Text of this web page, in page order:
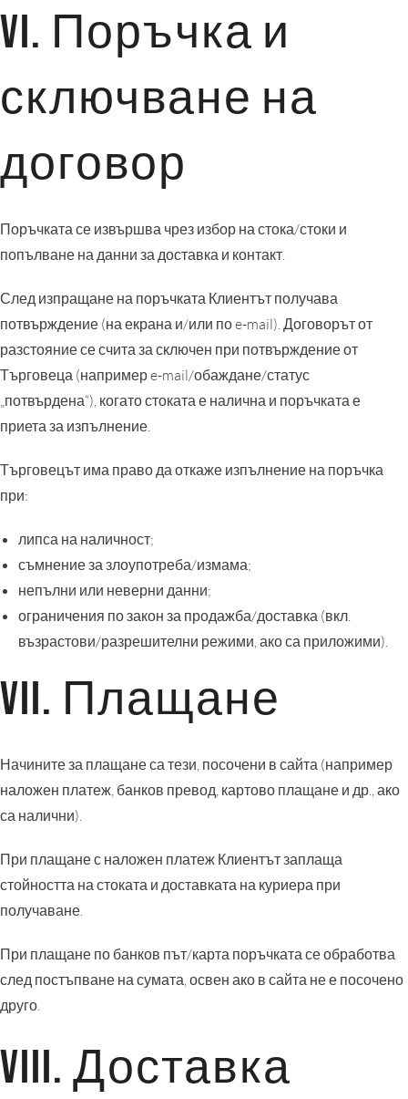
VI. Поръчка и
сключване на
договор
Поръчката се извършва чрез избор на стока/стоки и
попълване на данни за доставка и контакт.
След изпращане на поръчката Клиентът получава
потвърждение (на екрана и/или по e-mail). Договорът от
разстояние се счита за сключен при потвърждение от
Търговеца (например e-mail/обаждане/статус
„потвърдена“), когато стоката е налична и поръчката е
приета за изпълнение.
Търговецът има право да откаже изпълнение на поръчка
при:
липса на наличност;
съмнение за злоупотреба/измама;
непълни или неверни данни;
ограничения по закон за продажба/доставка (вкл.
възрастови/разрешителни режими, ако са приложими).
VII. Плащане
Начините за плащане са тези, посочени в сайта (например
наложен платеж, банков превод, картово плащане и др., ако
са налични).
При плащане с наложен платеж Клиентът заплаща
стойността на стоката и доставката на куриера при
получаване.
При плащане по банков път/карта поръчката се обработва
след постъпване на сумата, освен ако в сайта не е посочено
друго.
VIII. Доставка